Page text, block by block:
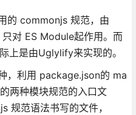
的 commonjs 规范，由
对 ES Module起作用。而
是由Uglylify来实现的。
，利用 package.json的 ma
两种模块规范的入口文
规范语法书写的文件，